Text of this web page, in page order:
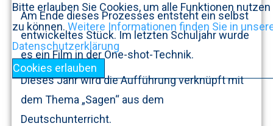
Bitte erlauben Sie Cookies, um alle Funktionen nutzen
zu können. Weitere Informationen finden Sie in
Datenschutzerklärung
Cookies erlauben
Am Ende dieses Prozesses entsteht ein selbst
entwickeltes Stück. Im letzten Schuljahr wurde
es ein Film in der One-shot-Technik.
Dieses Jahr wird die Aufführung verknüpft mit
dem Thema „Sagen“ aus dem
Deutschunterricht.